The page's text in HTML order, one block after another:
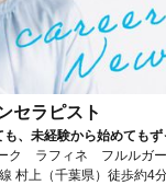
セラピスト
、未経験から始めても
つけて、生き方を変えよう
ク ラフィネ フルルガ
村上（千葉県）徒歩約4